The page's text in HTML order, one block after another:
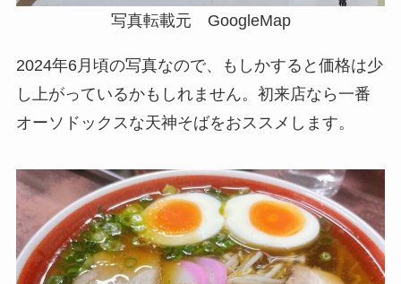
写真転載元 GoogleMap
2024年6月頃の写真なので、もしかすると価格は少
し上がっているかもしれません。初来店なら一番
オーソドックスな天神そばをおススメします。